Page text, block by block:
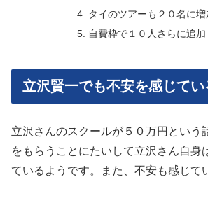
タイのツアーも２０名に増
自費枠で１０人さらに追加
立沢賢一でも不安を感じてい
立沢さんのスクールが５０万円という
をもらうことにたいして立沢さん自身
ているようです。また、不安も感じて